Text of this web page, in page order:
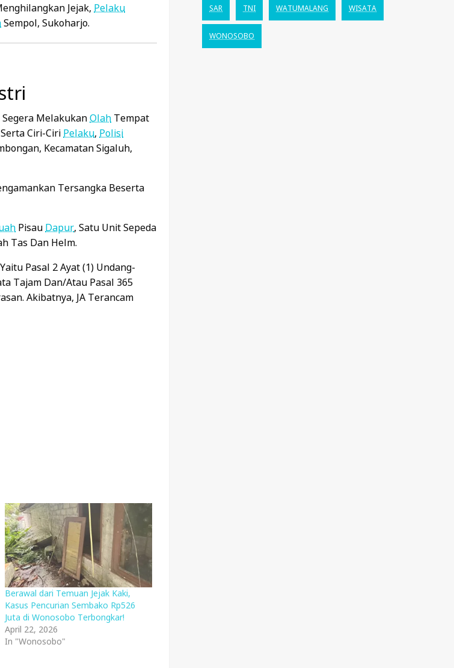
Jejak, Pelaku
Sempol, Sukoharjo.
Segera MelakukanOlah Tempat
Ciri-Ciri Pelaku, Polisi
Kecamatan Sigaluh,
Tersangka Beserta
Pisau Dapur, Satu Unit Sepeda
Tas Dan Helm.
Pasal 2 Ayat (1) Undang-
Tajam Dan/atau Pasal 365
Akibatnya, JA Terancam
Berawal dari Temuan Jejak Kaki,
Kasus Pencurian Sembako Rp526
Juta di Wonosobo Terbongkar!
April 22, 2026
In "Wonosobo"
SAR TNI WATUMALANG WISATA
WONOSOBO